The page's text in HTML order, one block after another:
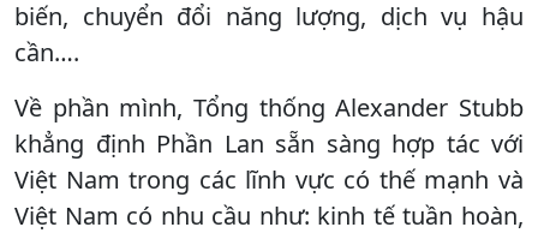
biến, chuyển đổi năng lượng, dịch vụ hậu
cần….
Về phần mình, Tổng thống Alexander Stubb
khẳng định Phần Lan sẵn sàng hợp tác với
Việt Nam trong các lĩnh vực có thế mạnh và
Việt Nam có nhu cầu như: kinh tế tuần hoàn,